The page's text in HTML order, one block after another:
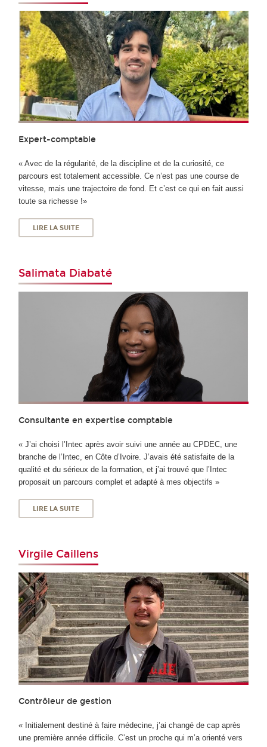
Expert-comptable
« Avec de la régularité, de la discipline et de la curiosité, ce
parcours est totalement accessible. Ce n’est pas une course de
vitesse, mais une trajectoire de fond. Et c’est ce qui en fait aussi
toute sa richesse !»
LIRE LA SUITE
Salimata Diabaté
Consultante en expertise comptable
« J’ai choisi l’Intec après avoir suivi une année au CPDEC, une
branche de l’Intec, en Côte d’Ivoire. J’avais été satisfaite de la
qualité et du sérieux de la formation, et j’ai trouvé que l’Intec
proposait un parcours complet et adapté à mes objectifs »
LIRE LA SUITE
Virgile Caillens
Contrôleur de gestion
« Initialement destiné à faire médecine, j’ai changé de cap après
une première année difficile. C’est un proche qui m’a orienté vers